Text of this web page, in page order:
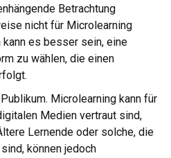
Betrachtung
nicht für Microlearning
es besser sein, eine
zu wählen, die einen
Microlearning kann für
Medien vertraut sind,
Lernende oder solche, die
können jedoch